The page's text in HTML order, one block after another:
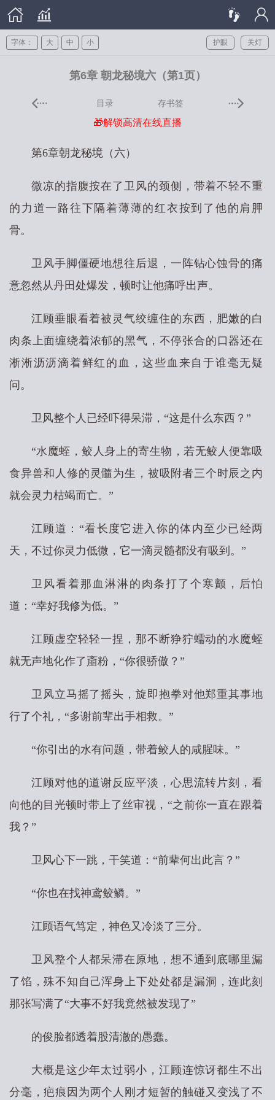
关灯
护眼
字体： 大 中 小
第6章 朝龙秘境六（第1页）
目录 存书签
🎁解锁高清在线直播
第6章朝龙秘境（六）
微凉的指腹按在了卫风的颈侧，带着不轻不重
的力道一路往下隔着薄薄的红衣按到了他的肩胛
骨。
卫风手脚僵硬地想往后退，一阵钻心蚀骨的痛
意忽然从丹田处爆发，顿时让他痛呼出声。
江顾垂眼看着被灵气绞缠住的东西，肥嫩的白
肉条上面缠绕着浓郁的黑气，不停张合的口器还在
淅淅沥沥滴着鲜红的血，这些血来自于谁毫无疑
问。
卫风整个人已经吓得呆滞，“这是什么东西？”
“水魔蛭，鲛人身上的寄生物，若无鲛人便靠吸
食异兽和人修的灵髓为生，被吸附者三个时辰之内
就会灵力枯竭而亡。”
江顾道：“看长度它进入你的体内至少已经两
天，不过你灵力低微，它一滴灵髓都没有吸到。”
卫风看着那血淋淋的肉条打了个寒颤，后怕
道：“幸好我修为低。”
江顾虚空轻轻一捏，那不断狰狞蠕动的水魔蛭
就无声地化作了齑粉，“你很骄傲？”
卫风立马摇了摇头，旋即抱拳对他郑重其事地
行了个礼，“多谢前辈出手相救。”
“你引出的水有问题，带着鲛人的咸腥味。”
江顾对他的道谢反应平淡，心思流转片刻，看
向他的目光顿时带上了丝审视，“之前你一直在跟着
我？”
卫风心下一跳，干笑道：“前辈何出此言？”
“你也在找神鸢鲛鳞。”
江顾语气笃定，神色又冷淡了三分。
卫风整个人都呆滞在原地，想不通到底哪里漏
了馅，殊不知自己浑身上下处处都是漏洞，连此刻
那张写满了“大事不好我竟然被发现了”
的俊脸都透着股清澈的愚蠢。
大概是这少年太过弱小，江顾连惊讶都生不出
分毫，疤痕因为两个人刚才短暂的触碰又变浅了不